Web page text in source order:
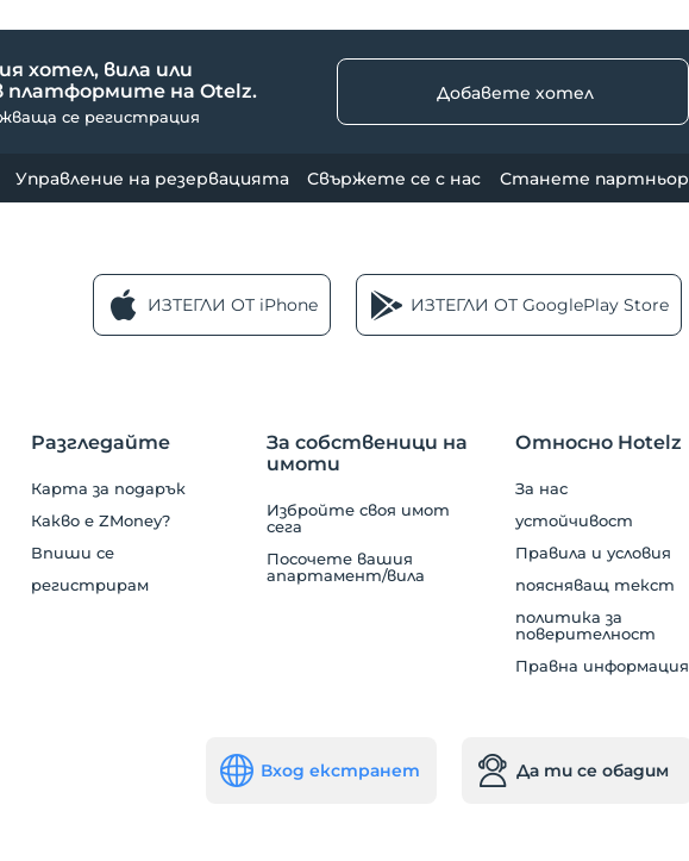
хотел, вила или
на Otelz.
се регистрация
Добавете хотел
Управление на резервацията Свържете се с нас Станете партньор
ИЗТЕГЛИ ОТ iPhone ИЗТЕГЛИ ОТ GooglePlay Store
Разгледайте
Карта за подарък
Какво е ZMoney?
Впиши се
регистрирам
За собственици на
имоти
Избройте своя имот
сега
Посочете вашия
апартамент/вила
Относно Hotelz
За нас
устойчивост
Правила и условия
поясняващ текст
политика за
поверителност
Правна информация
Вход екстранет Да ти се обадим